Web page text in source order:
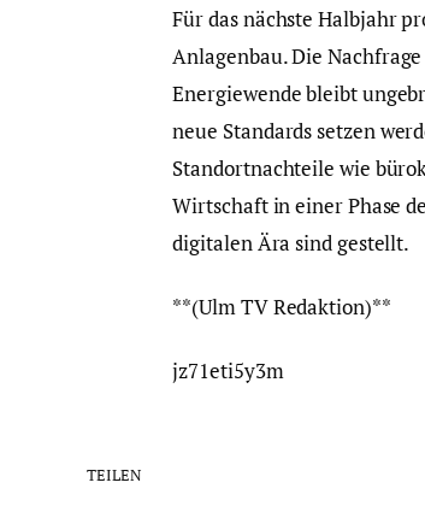
Für das nächste Halbjahr
Anlagenbau. Die
Energiewende bleibt
neue Standards setzen
Standortnachteile wie
Wirtschaft in einer Phase
digitalen Ära sind gestellt.
**(Ulm TV Redaktion)**
jz71eti5y3m
TEILEN